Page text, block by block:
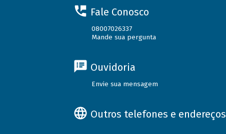
Fale Conosco
08007026337
Mande sua pergunta
Ouvidoria
Envie sua mensagem
Outros telefones e endereços